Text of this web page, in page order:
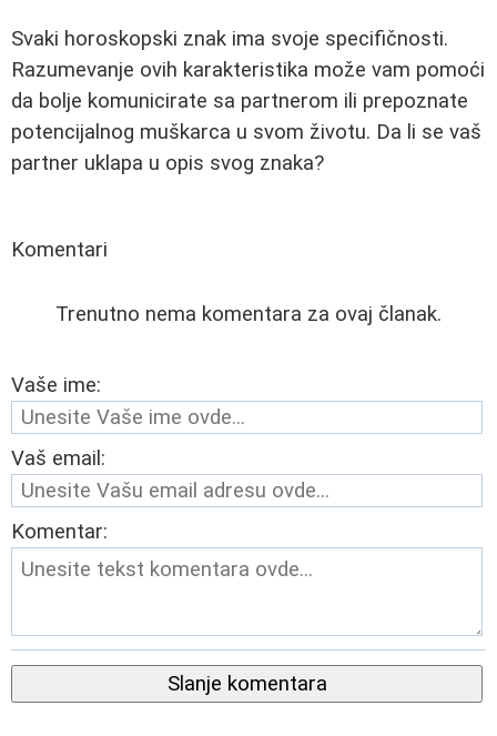
Svaki horoskopski znak ima svoje specifičnosti.
Razumevanje ovih karakteristika može vam pomoći
da bolje komunicirate sa partnerom ili prepoznate
potencijalnog muškarca u svom životu. Da li se vaš
partner uklapa u opis svog znaka?
Komentari
Trenutno nema komentara za ovaj članak.
Vaše ime:
Vaš email:
Komentar:
Slanje komentara